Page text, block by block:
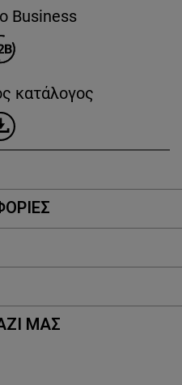
Business
κατάλογος
ΜΑΣ